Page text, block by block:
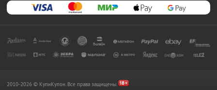
2010-2026 © КупиКупон. Все права защищены.